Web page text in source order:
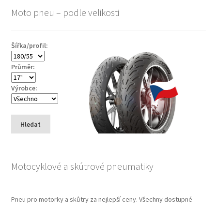
Moto pneu – podle velikosti
Šířka/profil:
Průměr:
Výrobce:
Hledat
Motocyklové a skútrové pneumatiky
Pneu pro motorky a skůtry za nejlepší ceny. Všechny dostupné